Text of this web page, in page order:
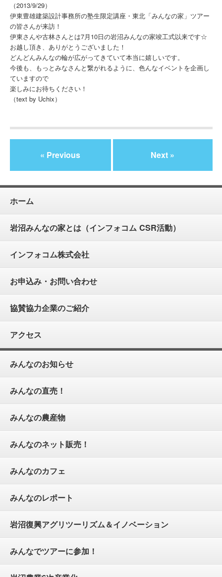
（2013/9/29）
伊東豊雄建築設計事務所の塾生限定講座・東北「みんなの家」ツアー
の皆さんが来訪！
伊東さんや古林さんとは7月10日の岩沼みんなの家竣工式以来です☆
お越し頂き、ありがとうございました！
どんどんみんなの輪が広がってきていて本当に嬉しいです。
今後も、もっとみなさんと繋がれるように、色んなイベントを企画し
ていますので
楽しみにお待ちください！
（text by Uchix）
« Previous Next »
ホーム
岩沼みんなの家とは（インフォコム CSR活動）
インフォコム株式会社
お申込み・お問い合わせ
協賛協力企業のご紹介
アクセス
みんなのお知らせ
みんなの直売！
みんなの農産物
みんなのネット販売！
みんなのカフェ
みんなのレポート
岩沼復興アグリツーリズム＆イノベーション
みんなでツアーに参加！